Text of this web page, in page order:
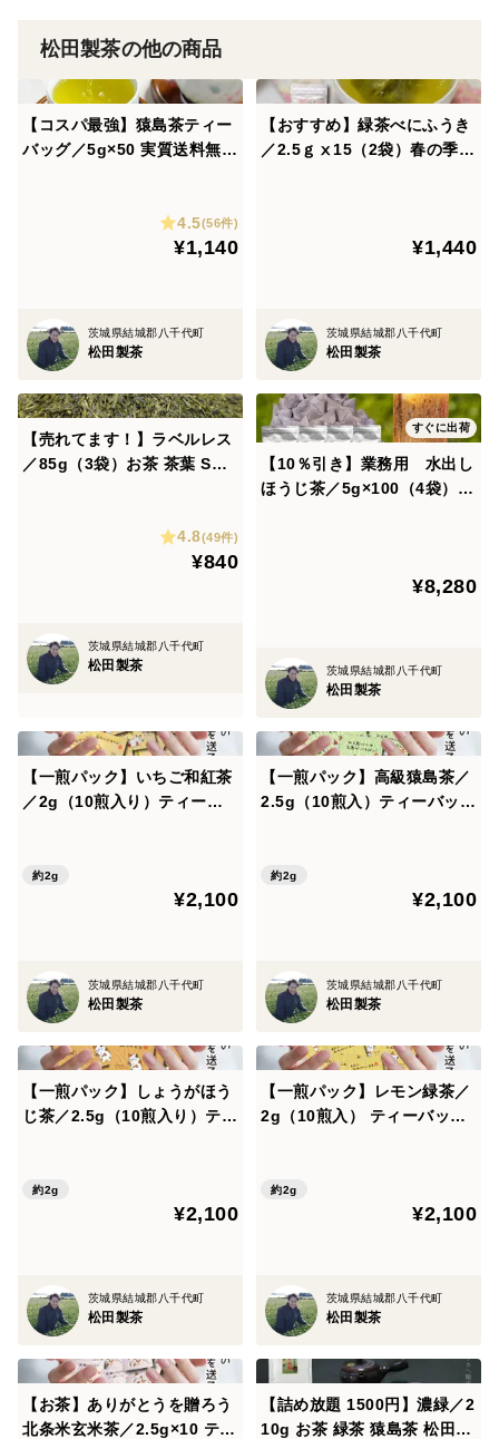
ては最北端で冬眠期間が長いことによりお茶の栄養成分
が行き届き猿島茶はコクがあると言われています。
松田製茶の他の商品
【コスパ最強】猿島茶ティー
バッグ／5g×50 実質送料無料
本茶インストラクター監修 ク
リックポスト 冷茶 TBG-051
4.5(56件)
¥1,140
茨城県結城郡八千代町
松田製茶
【おすすめ】緑茶べにふうき
／2.5ｇⅹ15（2袋）春の季節
¥1,440
茨城県結城郡八千代町
松田製茶
【売れてます！】ラベルレス
／85g（3袋）お茶 茶葉 SDG
ンストラクター監修 LEF-02
4.8(49件)
¥840
茨城県結城郡八千代町
松田製茶
すぐに出荷
【10％引き】業務用 水出し
ほうじ茶／5g×100（4袋）
¥8,280
茨城県結城郡八千代町
松田製茶
【一煎パック】いちご和紅茶
／2g（10煎入り）ティーバ
ちゃん ほんの気持ち プレゼ
ント 送料無料 クリックポス
約2g
¥2,100
茨城県結城郡八千代町
松田製茶
【一煎パック】高級猿島茶／
2.5g（10煎入）ティーバッグ
ん ほんの気持ち プレゼント
送料無料 クリックポスト ギ
約2g
¥2,100
茨城県結城郡八千代町
松田製茶
【一煎パック】しょうがほう
じ茶／2.5g（10煎入り）ティ
の気持ち プレゼント クリッ
クポスト ギフト包装可 TBG-
約2g
¥2,100
茨城県結城郡八千代町
松田製茶
【一煎パック】レモン緑茶／
2g（10煎入） ティーバッグ
ん ほんの気持ち プレゼント
クリックポスト TBG-035
約2g
¥2,100
茨城県結城郡八千代町
松田製茶
【お茶】ありがとうを贈ろう
北条米玄米茶／2.5g×10 ティ
【詰め放題 1500円】濃緑／2
10g お茶 緑茶 猿島茶 松田製